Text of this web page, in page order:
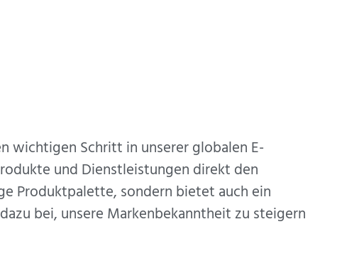
wichtigen Schritt in unserer globalen E-
und Dienstleistungen direkt den
Produktpalette, sondern bietet auch ein
bei, unsere Markenbekanntheit zu steigern